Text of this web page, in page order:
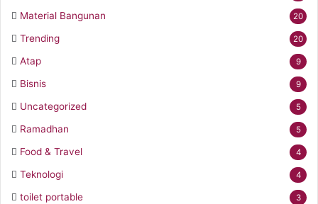
Material Bangunan 20
Trending 20
Atap 9
Bisnis 9
Uncategorized 5
Ramadhan 5
Food & Travel 4
Teknologi 4
toilet portable 3